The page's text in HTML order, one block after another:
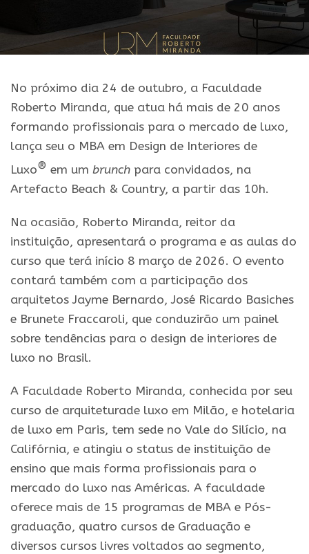
No próximo dia 24 de outubro, a Faculdade
Roberto Miranda, que atua há mais de 20 anos
formando profissionais para o mercado de luxo,
lança seu o MBA em Design de Interiores de
Luxo® em um brunch para convidados, na
Artefacto Beach & Country, a partir das 10h.
Na ocasião, Roberto Miranda, reitor da
instituição, apresentará o programa e as aulas do
curso que terá início 8 março de 2026. O evento
contará também com a participação dos
arquitetos Jayme Bernardo, José Ricardo Basiches
e Brunete Fraccaroli, que conduzirão um painel
sobre tendências para o design de interiores de
luxo no Brasil.
A Faculdade Roberto Miranda, conhecida por seu
curso de arquiteturade luxo em Milão, e hotelaria
de luxo em Paris, tem sede no Vale do Silício, na
Califórnia, e atingiu o status de instituição de
ensino que mais forma profissionais para o
mercado do luxo nas Américas. A faculdade
oferece mais de 15 programas de MBA e Pós-
graduação, quatro cursos de Graduação e
diversos cursos livres voltados ao segmento,